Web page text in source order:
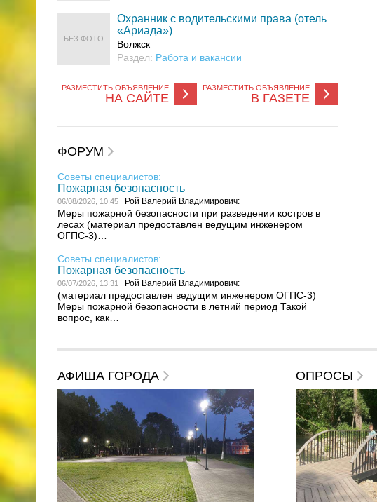
Охранник с водительскими права (отель
«Ариада»)
Волжск
Раздел: Работа и вакансии
БЕЗ ФОТО
РАЗМЕСТИТЬ ОБЪЯВЛЕНИЕ
НА САЙТЕ
РАЗМЕСТИТЬ ОБЪЯВЛЕНИЕ
В ГАЗЕТЕ
ФОРУМ
Советы специалистов:
Пожарная безопасность
06/08/2026, 10:45 Рой Валерий Владимирович:
Меры пожарной безопасности при разведении костров в
лесах (материал предоставлен ведущим инженером
ОГПС-3)…
Советы специалистов:
Пожарная безопасность
06/07/2026, 13:31 Рой Валерий Владимирович:
(материал предоставлен ведущим инженером ОГПС-3)
Меры пожарной безопасности в летний период Такой
вопрос, как…
АФИША ГОРОДА ОПРОСЫ